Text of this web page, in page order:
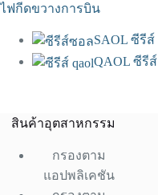
ไฟกีดขวางการบิน
SAOL ซีรีส์
QAOL ซีรีส์
สินค้าอุตสาหกรรม
กรองตาม
แอปพลิเคชัน